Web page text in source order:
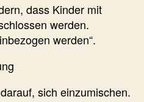
dass Kinder mit
werden.
werden“.
sich einzumischen.